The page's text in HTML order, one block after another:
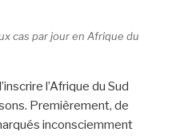
cas par jour en Afrique du
l’Afrique du Sud
Premièrement, de
inconsciemment